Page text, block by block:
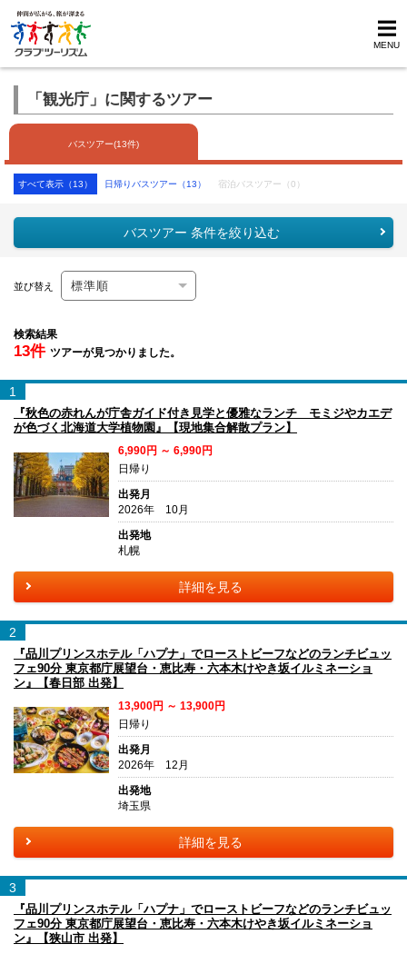
MENU
「観光庁」に関するツアー
バスツアー(13件)
すべて表示（13） 日帰りバスツアー（13） 宿泊バスツアー（0）
バスツアー 条件を絞り込む
並び替え
検索結果
13件 ツアーが見つかりました。
1
『秋色の赤れんが庁舎ガイド付き見学と優雅なランチ モミジやカエデ
が色づく北海道大学植物園』【現地集合解散プラン】
6,990円 ～ 6,990円
日帰り
出発月
2026年 10月
出発地
札幌
詳細を見る
2
『品川プリンスホテル「ハプナ」でローストビーフなどのランチビュッ
フェ90分 東京都庁展望台・恵比寿・六本木けやき坂イルミネーショ
ン』【春日部 出発】
13,900円 ～ 13,900円
日帰り
出発月
2026年 12月
出発地
埼玉県
詳細を見る
3
『品川プリンスホテル「ハプナ」でローストビーフなどのランチビュッ
フェ90分 東京都庁展望台・恵比寿・六本木けやき坂イルミネーショ
ン』【狭山市 出発】